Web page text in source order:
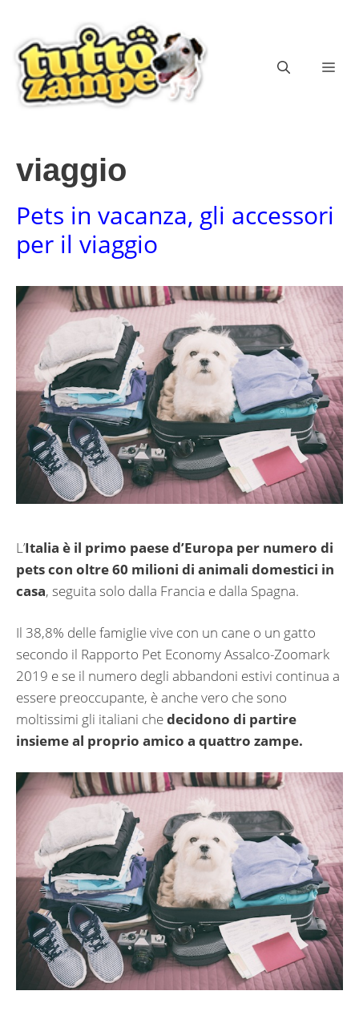
contenuto
viaggio
Pets in vacanza, gli accessori
per il viaggio
L’Italia è il primo paese d’Europa per numero di
pets con oltre 60 milioni di animali domestici in
casa, seguita solo dalla Francia e dalla Spagna.
Il 38,8% delle famiglie vive con un cane o un gatto
secondo il Rapporto Pet Economy Assalco-Zoomark
2019 e se il numero degli abbandoni estivi continua a
essere preoccupante, è anche vero che sono
moltissimi gli italiani chedecidono di partire
insieme al proprio amico a quattro zampe.